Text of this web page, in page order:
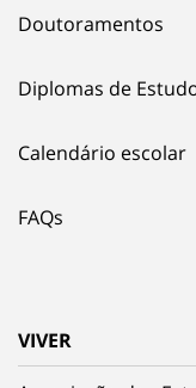
Doutoramentos
Diplomas de
Calendário escolar
FAQs
VIVER